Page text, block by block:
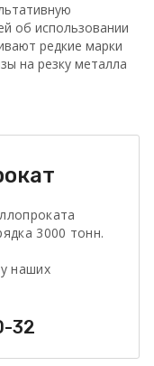
об использовании
редкие марки
на резку металла
3000 тонн.
наших
32